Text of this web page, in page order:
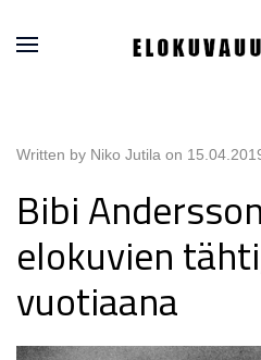
Written by Niko Jutila on
Bibi
elokuvien
vuotiaana